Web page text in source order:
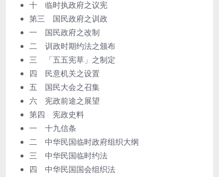
十 临时执政府之议宪
第三 国民政府之训政
一 国民政府之改制
二 训政时期约法之颁布
三 「五五宪草」之制定
四 民意机关之设置
五 国民大会之召集
六 宪政前途之展望
第四 宪政史料
一 十九信条
二 中华民国临时政府组织大纲
三 中华民国临时约法
四 中华民国国会组织法